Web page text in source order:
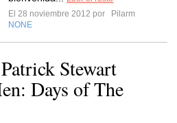
El 28 noviembre 2012 por
Pilarm
NONE
Stewart
Days of The